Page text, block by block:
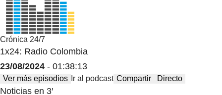
Crónica 24/7
1x24: Radio Colombia
23/08/2024 - 01:38:13
Ver más episodios Ir al podcast Compartir Directo
Noticias en 3′